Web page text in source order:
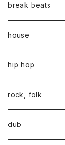
break beats
house
hip hop
rock, folk
dub